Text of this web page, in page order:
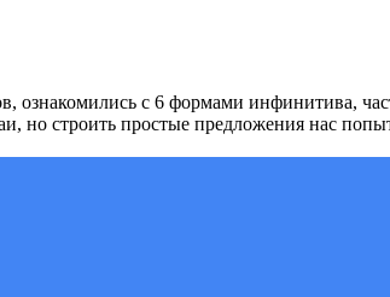
ознакомились с 6 формами инфинитива,
но строить простые предложения нас